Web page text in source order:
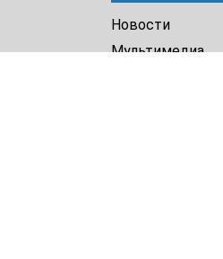
Новости
Мультимедиа